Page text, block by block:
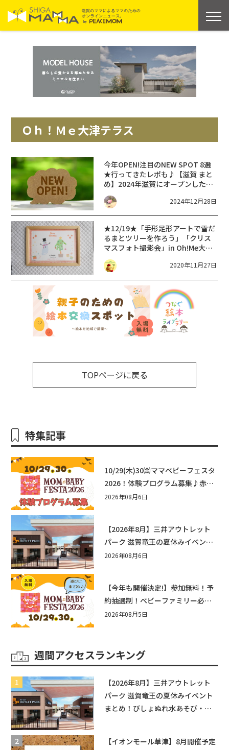
Ｏｈ！Ｍｅ大津テラス
今年OPEN!注目のNEW SPOT 8選
★行ってきたレポも♪【滋賀 まと
め】2024年滋賀にオープンした新
施設・SHOP・リニューアル情報
【ニューオープン】
2024年12月28日
★12/19★「手形足形アートで雪だ
るまとツリーを作ろう」「クリス
マスフォト撮影会」in Oh!Me大津
テラス
2020年11月27日
TOPページに戻る
特集記事
10/29(木)30㈮ママベビーフェスタ
2026！体験プログラム募集♪赤ち
ゃん向けイベントに出演しません
2026年08月6日
【2026年8月】三井アウトレット
パーク 滋賀竜王の夏休みイベント
まとめ！びしょぬれ水あそび・激
2026年08月6日
【今年も開催決定!】参加無料！予
約抽選制！ベビーファミリー必見
☆入場無料☆10/29(木)30(金)ママ
2026年08月5日
週間アクセスランキング
【2026年8月】三井アウトレット
パーク 滋賀竜王の夏休みイベント
まとめ！びしょぬれ水あそび・激
【イオンモール草津】8月開催予定